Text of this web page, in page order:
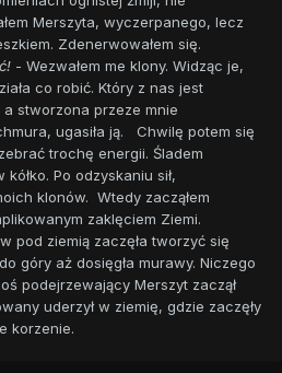
Merszyta, wyczerpanego, lecz
Zdenerwowałem się.
- Wezwałem me klony. Widząc je,
co robić. Który z nas jest
a stworzona przeze mnie
ugasiła ją. Chwilę potem się
trochę energii. Śladem
Po odzyskaniu sił,
klonów. Wtedy zacząłem
zaklęciem Ziemi.
pod ziemią zaczęła tworzyć się
góry aż dosięgła murawy. Niczego
podejrzewający Merszyt zaczął
uderzył w ziemię, gdzie zaczęły
korzenie.